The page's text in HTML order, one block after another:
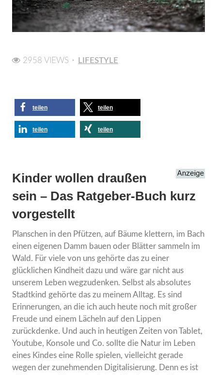
2958 VIEWS LIFESTYLE
teilen teilen
teilen teilen
Kinder wollen draußen
sein – Das Ratgeber-Buch kurz
vorgestellt
Planschen in den Pfützen, auf Bäume klettern, im Bach
einen eigenen Damm bauen oder Blätter sammeln im
Wald. Für viele von uns gehörte das zu einer
glücklichen Kindheit dazu und wäre gar nicht aus
unserem Leben wegzudenken. Selbst als absolutes
Stadtkind gehörte das zu meinem Alltag. Es sind
Erinnerungen, an die ich auch heute noch mit großer
Freude und einem Lächeln auf den Lippen
zurückdenke. Und auch in heutigen Zeiten von Tablet,
Youtube, Konsole und Co. sollte die Natur im Leben
eines Kindes eine Rolle spielen, vielleicht gerade
wegen der zunehmenden Digitalisierung. Denn es ist